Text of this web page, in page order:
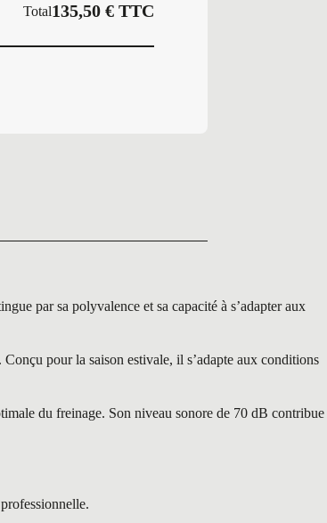
Total135,50 €TTC
par sa polyvalence et sa capacité à s’adapter aux
pour la saison estivale, il s’adapte aux conditions
du freinage. Son niveau sonore de 70 dB contribue